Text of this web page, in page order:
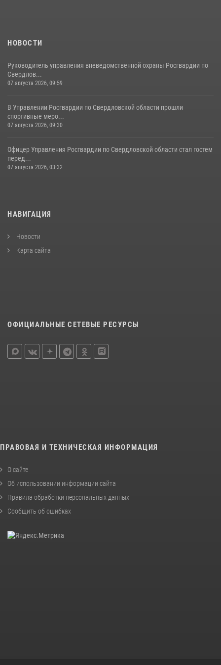
НОВОСТИ
Руководитель управления вневедомственной охраны Росгвардии по
Свердлов...
07 августа 2026, 09:59
В Управлении Росгвардии по Свердловской области прошли
спортивные меро...
07 августа 2026, 09:30
Офицер Управления Росгвардии по Свердловской области стал гостем
перед...
07 августа 2026, 03:32
НАВИГАЦИЯ
Новости
Карта сайта
ОФИЦИАЛЬНЫЕ СЕТЕВЫЕ РЕСУРСЫ
ПРАВОВАЯ И ТЕХНИЧЕСКАЯ ИНФОРМАЦИЯ
О сайте
Об использовании информации сайта
Правила обработки персональных данных
Сообщить об ошибках